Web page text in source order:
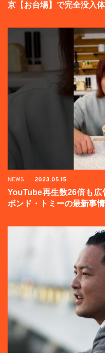
京【お台場】で完全没入
NEWS 2023.05.15
YouTube再生数26倍も広
ボンド・トミーの最新事